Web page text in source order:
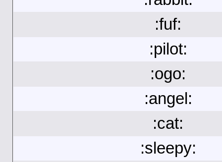
:fuf:
:pilot:
:ogo:
:angel:
:cat:
:sleepy: